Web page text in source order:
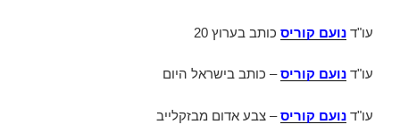
עו"ד נועם קוריס כותב בערוץ 20
עו"ד נועם קוריס– כותב בישראל היום
עו"ד נועם קוריס– צבע אדום מבזקלייב